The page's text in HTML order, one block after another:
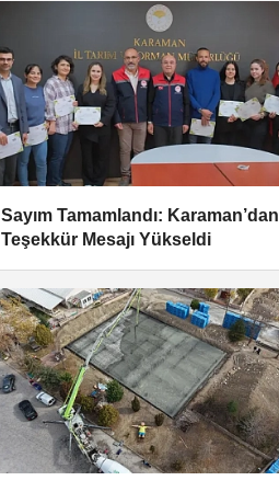
Sayım Tamamlandı: Karaman’dan
Teşekkür Mesajı Yükseldi